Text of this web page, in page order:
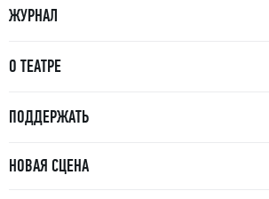
ЖУРНАЛ
О ТЕАТРЕ
ПОДДЕРЖАТЬ
НОВАЯ СЦЕНА